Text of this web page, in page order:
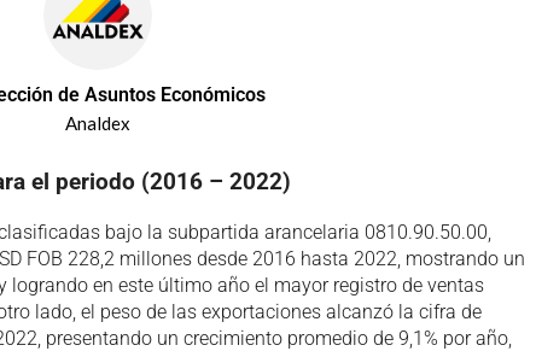
de Asuntos Económicos
Analdex
el periodo (2016 – 2022)
bajo la subpartida arancelaria 0810.90.50.00,
FOB 228,2 millones desde 2016 hasta 2022, mostrando un
logrando en este último año el mayor registro de ventas
lado, el peso de las exportaciones alcanzó la cifra de
presentando un crecimiento promedio de 9,1% por año,